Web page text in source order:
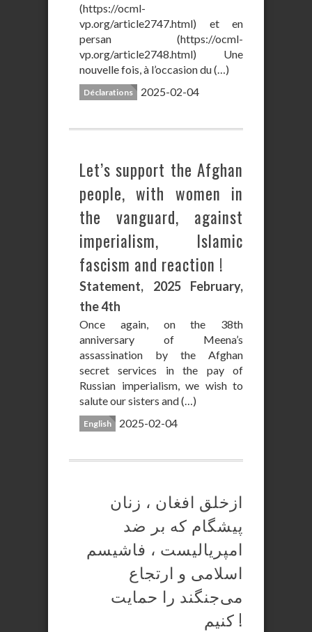
(https://ocml-
vp.org/article2747.html) et en
persan (https://ocml-
vp.org/article2748.html) Une
nouvelle fois, à l’occasion du (…)
Déclarations 2025-02-04
Let’s support the Afghan
people, with women in
the vanguard, against
imperialism, Islamic
fascism and reaction !
Statement, 2025 February,
the 4th
Once again, on the 38th
anniversary of Meena’s
assassination by the Afghan
secret services in the pay of
Russian imperialism, we wish to
salute our sisters and (…)
English 2025-02-04
ازخلق افغان ، زنان
پیشگام که بر ضد
امپریالیست ، فاشیسم
اسلامی و ارتجاع
می‌جنگند را حمایت
کنیم !